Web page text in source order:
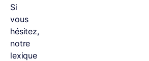
Si
vous
hésitez,
notre
lexique